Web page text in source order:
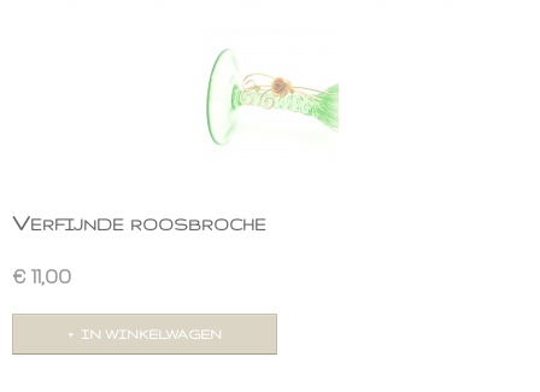
Verfijnde roosbroche
€ 11,00
IN WINKELWAGEN